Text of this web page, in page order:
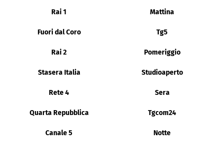
Rai 1 Mattina
Fuori dal Coro Tg5
Rai 2 Pomeriggio
Stasera Italia Studioaperto
Rete 4 Sera
Quarta Repubblica Tgcom24
Canale 5 Notte